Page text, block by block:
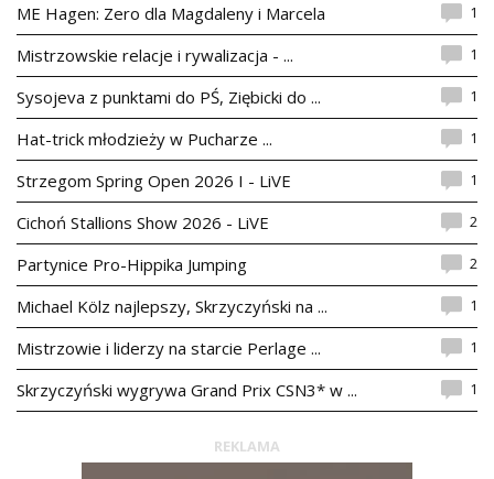
ME Hagen: Zero dla Magdaleny i Marcela 1
Mistrzowskie relacje i rywalizacja - ... 1
Sysojeva z punktami do PŚ, Ziębicki do ... 1
Hat-trick młodzieży w Pucharze ... 1
Strzegom Spring Open 2026 I - LiVE 1
Cichoń Stallions Show 2026 - LiVE 2
Partynice Pro-Hippika Jumping 2
Michael Kölz najlepszy, Skrzyczyński na ... 1
Mistrzowie i liderzy na starcie Perlage ... 1
Skrzyczyński wygrywa Grand Prix CSN3* w ... 1
REKLAMA